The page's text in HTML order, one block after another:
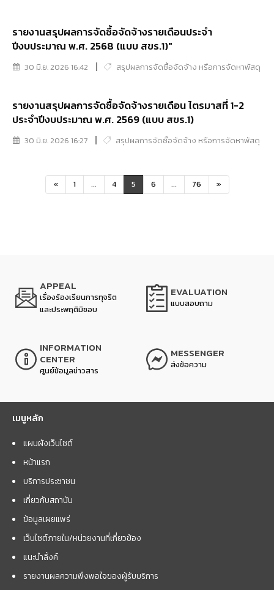
รายงานสรุปผลการจัดซื้อจัดจ้างรายเดือนประจำ
ปีงบประมาณ พ.ศ. 2568 (แบบ สขร.1)"
30 มิ.ย. 2026 16:42 สรุปผลการจัดซื้อจัดจ้าง หรือการจัดหาพัสดุ
รายงานสรุปผลการจัดซื้อจัดจ้างรายเดือน ไตรมาสที่ 1-2
ประจำปีงบประมาณ พ.ศ. 2569 (แบบ สขร.1)
30 มิ.ย. 2026 16:27 สรุปผลการจัดซื้อจัดจ้าง หรือการจัดหาพัสดุ
« 1 ... 4 5 6 ... 76 »
APPEAL
เรื่องร้องเรียนการทุจริต
และประพฤติมิชอบ
EVALUATION
แบบสอบถาม
INFORMATION
CENTER
ศูนย์ข้อมูลข่าวสาร
MESSENGER
ส่งข้อความ
เมนูหลัก
แผนผังเว็บไซต์
หน้าแรก
บริการประชาชน
เกี่ยวกับสถาบัน
ข้อมูลเผยแพร่
เว็บไซต์ภายใน/หน่วยงานที่เกี่ยวข้อง
แนะนำลิ้งค์
รายงานผลความพึงพอใจของผู้รับบริการ